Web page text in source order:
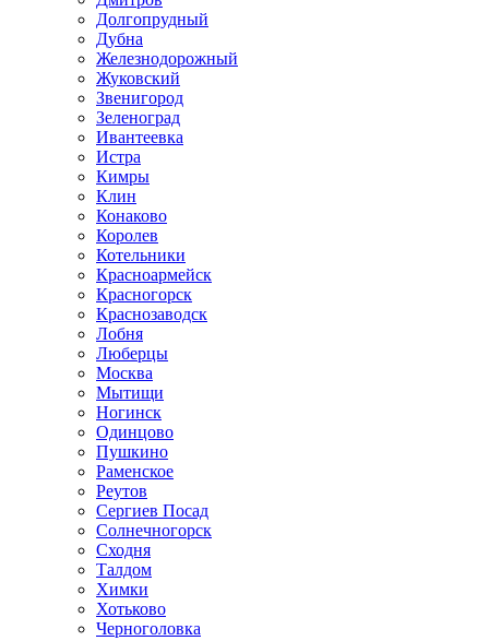
Долгопрудный
Дубна
Железнодорожный
Жуковский
Звенигород
Зеленоград
Ивантеевка
Истра
Кимры
Клин
Конаково
Королев
Котельники
Красноармейск
Красногорск
Краснозаводск
Лобня
Люберцы
Москва
Мытищи
Ногинск
Одинцово
Пушкино
Раменское
Реутов
Сергиев Посад
Солнечногорск
Сходня
Талдом
Химки
Хотьково
Черноголовка